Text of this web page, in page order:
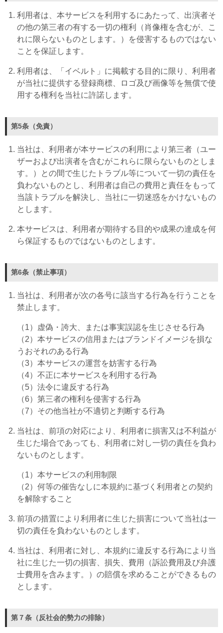
利用者は、本サービスを利用するにあたって、出演者そ
の他の第三者の有する一切の権利（肖像権を含むが、こ
れに限らないものとします。）を侵害するものではない
ことを保証します。
利用者は、「イベルト」に掲載する目的に限り、利用者
が当社に提供する登録商標、ロゴ及び画像等を無償で使
用する権利を当社に許諾します。
第5条（免責）
当社は、利用者が本サービスの利用により第三者（ユー
ザーおよび出演者を含むがこれらに限らないものとしま
す。）との間で生じたトラブル等について一切の責任を
負わないものとし、利用者は自己の費用と責任をもって
当該トラブルを解決し、当社に一切迷惑をかけないもの
とします。
本サービスは、利用者が期待する目的や成果の達成を何
ら保証するものではないものとします。
第6条（禁止事項）
当社は、利用者が次の各号に該当する行為を行うことを
禁止します。
（1）虚偽・誇大、または事実誤認を生じさせる行為
（2）本サービスの信用またはブランドイメージを損な
うおそれのある行為
（3）本サービスの運営を妨害する行為
（4）不正に本サービスを利用する行為
（5）法令に違反する行為
（6）第三者の権利を侵害する行為
（7）その他当社が不適切と判断する行為
当社は、前項の対応により、利用者に損害又は不利益が
生じた場合であっても、利用者に対し一切の責任を負わ
ないものとします。
（1）本サービスの利用制限
（2）何等の催告なしに本規約に基づく利用者との契約
を解除すること
前項の措置により利用者に生じた損害について当社は一
切の責任を負わないものとします。
当社は、利用者に対し、本規約に違反する行為により当
社に生じた一切の損害、損失、費用（訴訟費用及び弁護
士費用を含みます。）の賠償を求めることができるもの
とします。
第７条（反社会的勢力の排除）